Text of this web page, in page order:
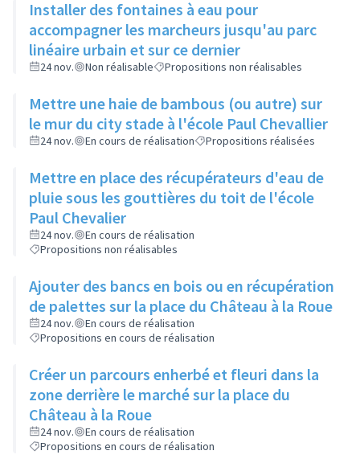
Installer des fontaines à eau pour
accompagner les marcheurs jusqu'au parc
linéaire urbain et sur ce dernier
24 nov. Non réalisable Propositions non réalisables
Mettre une haie de bambous (ou autre) sur
le mur du city stade à l'école Paul Chevallier
24 nov. En cours de réalisation Propositions réalisées
Mettre en place des récupérateurs d'eau de
pluie sous les gouttières du toit de l'école
Paul Chevalier
24 nov.
En cours de réalisation
Propositions non réalisables
Ajouter des bancs en bois ou en récupération
de palettes sur la place du Château à la Roue
24 nov.
En cours de réalisation
Propositions en cours de réalisation
Créer un parcours enherbé et fleuri dans la
zone derrière le marché sur la place du
Château à la Roue
24 nov.
En cours de réalisation
Propositions en cours de réalisation